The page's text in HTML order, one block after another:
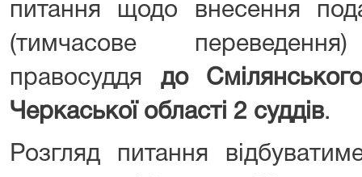
питання щодо внесення
(тимчасове
правосуддя до
Черкаської області 2 суддів.
Розгляд питання